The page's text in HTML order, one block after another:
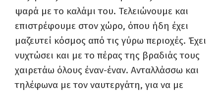
ψαρά με το καλάμι του. Τελειώνουμε και
επιστρέφουμε στον χώρο, όπου ήδη έχει
μαζευτεί κόσμος από τις γύρω περιοχές. Έχει
νυχτώσει και με το πέρας της βραδιάς τους
χαιρετάω όλους έναν-έναν. Ανταλλάσσω και
τηλέφωνα με τον ναυτεργάτη, για να με